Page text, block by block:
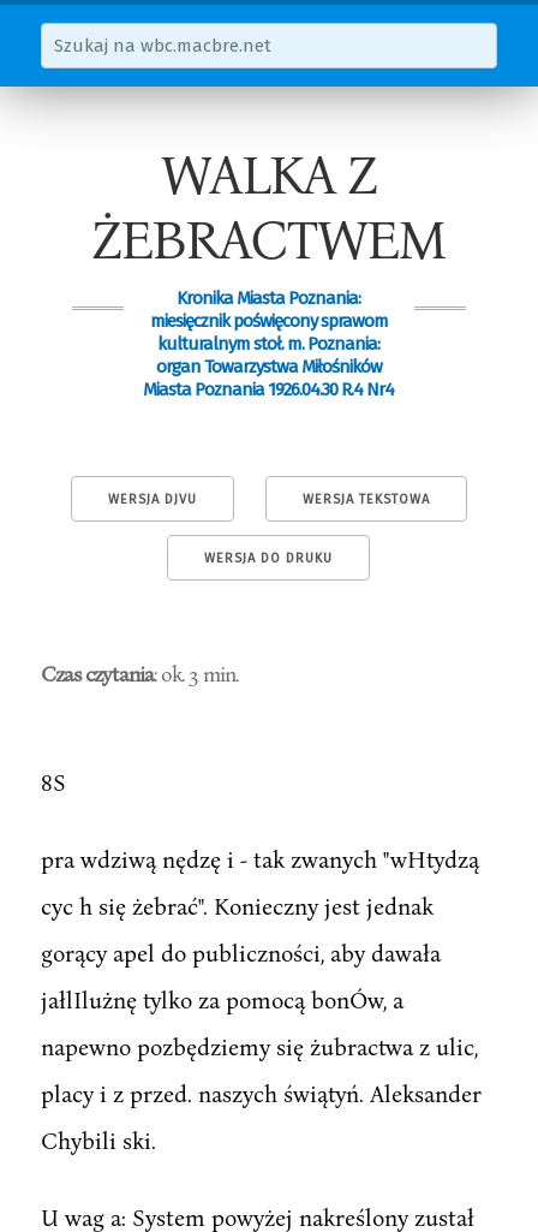
WALKA Z
ŻEBRACTWEM
Kronika Miasta Poznania:
miesięcznik poświęcony sprawom
kulturalnym stoł. m. Poznania:
organ Towarzystwa Miłośników
Miasta Poznania 1926.04.30 R.4 Nr4
WERSJA DJVU WERSJA TEKSTOWA
WERSJA DO DRUKU
Czas czytania: ok. 3 min.
8S
pra wdziwą nędzę i - tak zwanych "wHtydzą
cyc h się żebrać". Konieczny jest jednak
gorący apel do publiczności, aby dawała
jałlIlużnę tylko za pomocą bonÓw, a
napewno pozbędziemy się żubractwa z ulic,
placy i z przed. naszych świątyń. Aleksander
Chybili ski.
U wag a: System powyżej nakreślony zustał